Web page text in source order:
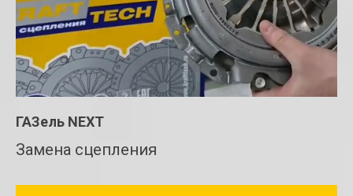
ГАЗель NEXT
Замена сцепления